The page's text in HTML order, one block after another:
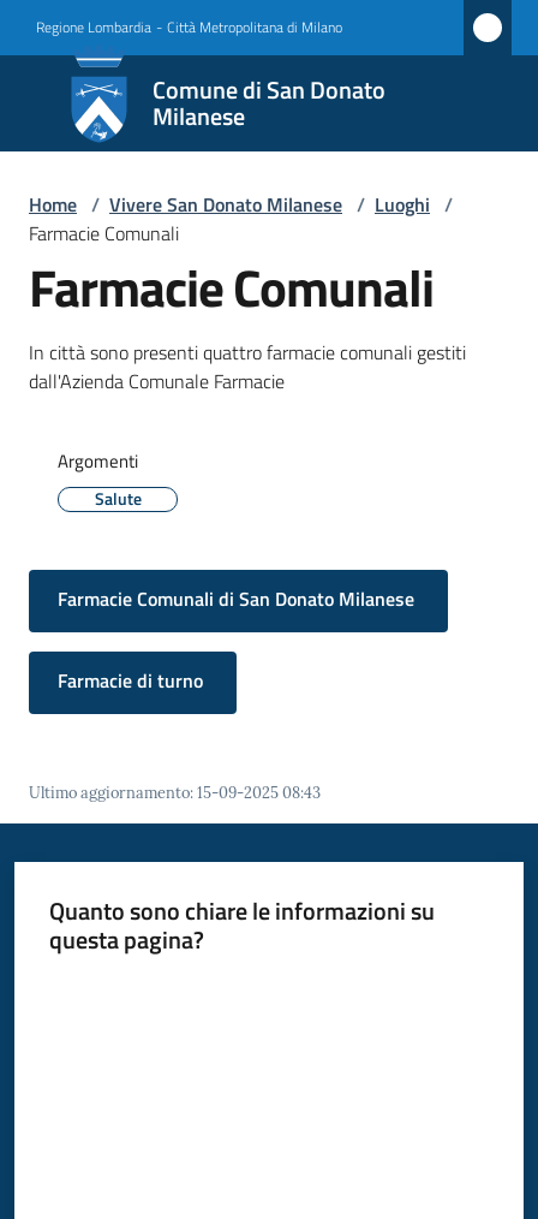
Regione Lombardia - Città Metropolitana di Milano
Comune di San Donato
Milanese
Comune
di San
Donato
Milanese
Amministrazione
Novità
Vivere
San
Milanese
Menu selezionato
argomenti
Home / Vivere San Donato Milanese / Luoghi /
Farmacie Comunali
Farmacie Comunali
In città sono presenti quattro farmacie comunali gestiti
dall'Azienda Comunale Farmacie
Argomenti
Salute
Farmacie Comunali di San Donato Milanese
Farmacie di turno
Ultimo aggiornamento:15-09-2025 08:43
Quanto sono chiare le informazioni su
questa pagina?